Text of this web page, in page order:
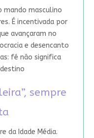
mando masculino
É incentivada por
avançaram no
e desencanto
fé não significa
sempre
da Idade Média.